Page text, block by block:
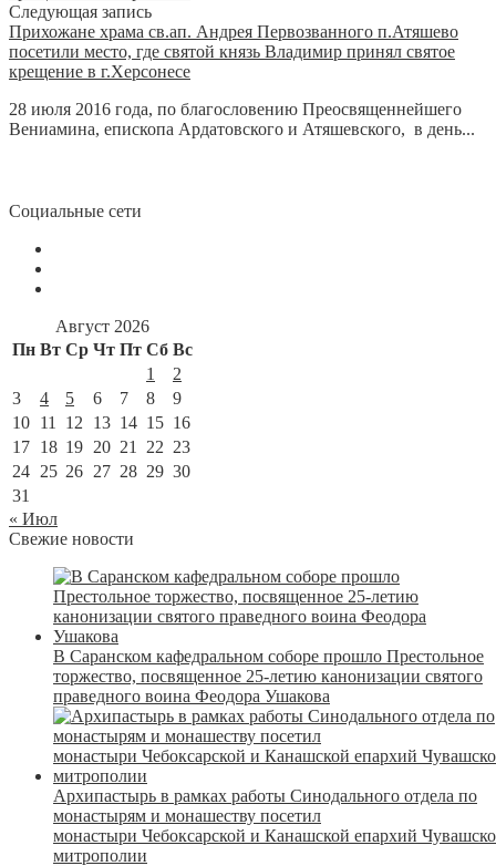
Следующая запись
Прихожане храма св.ап. Андрея Первозванного п.Атяшево
посетили место, где святой князь Владимир принял святое
крещение в г.Херсонесе
28 июля 2016 года, по благословению Преосвященнейшего
Вениамина, епископа Ардатовского и Атяшевского, в день...
Социальные сети
Август 2026
Пн Вт Ср Чт Пт Сб Вс
1
2
3
4 5 6 7 8
9
10 11 12 13 14 15 16
17 18 19 20 21 22 23
24 25 26 27 28 29 30
31
« Июл
Свежие новости
В Саранском кафедральном соборе прошло Престольное
торжество, посвященное 25-летию канонизации святого
праведного воина Феодора Ушакова
Архипастырь в рамках работы Синодального отдела по
монастырям и монашеству посетил
монастыри Чебоксарской и Канашской епархий
митрополии